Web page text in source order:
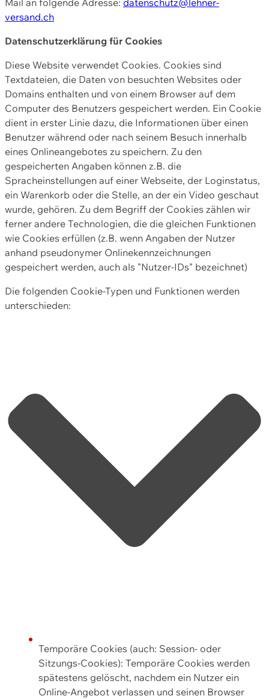
versand.ch
Datenschutzerklärung für Cookies
Diese Website verwendet Cookies. Cookies sind
Textdateien, die Daten von besuchten Websites oder
Domains enthalten und von einem Browser auf dem
Computer des Benutzers gespeichert werden. Ein Cookie
dient in erster Linie dazu, die Informationen über einen
Benutzer während oder nach seinem Besuch innerhalb
eines Onlineangebotes zu speichern. Zu den
gespeicherten Angaben können z.B. die
Spracheinstellungen auf einer Webseite, der Loginstatus,
ein Warenkorb oder die Stelle, an der ein Video geschaut
wurde, gehören. Zu dem Begriff der Cookies zählen wir
ferner andere Technologien, die die gleichen Funktionen
wie Cookies erfüllen (z.B. wenn Angaben der Nutzer
anhand pseudonymer Onlinekennzeichnungen
gespeichert werden, auch als "Nutzer-IDs" bezeichnet)
Die folgenden Cookie-Typen und Funktionen werden
unterschieden:
Temporäre Cookies (auch: Session- oder
Sitzungs-Cookies): Temporäre Cookies werden
spätestens gelöscht, nachdem ein Nutzer ein
Online-Angebot verlassen und seinen Browser